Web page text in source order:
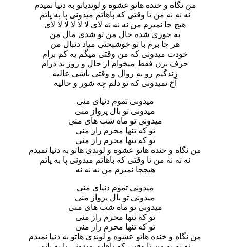
من نگاه و خنده هاتو عشوه و لوندیاتو به دنیا نمیدم
نه نه نه من تا وقتی که باهاتم میدونی پا به پاتم
هیچ جا نمیرم من نه نه نه لای لا لا لا لا لا لای
یه جوری شده حال من تو شدی مال من
هر جا برم با تو خوشبختی میاد دنبال من
خودت میدونی که من وقتی میگم یه کم برام
حرف بزن فقط میخوام از حال و روز بد درام
زندگیم رو به روال و وقتی باشی عالیه
آخ نمیدونی که تو دلم چه شور و حالیه
میدونی تموم دنیای منی
میدونی تو بال پرواز منی
میدونی تو ماه شب های منی
تو که تنها محرم راز منی
تو که تنها محرم راز منی
نگاه و خنده هاتو عشوه و لوندی هاتو به دنیا نمیدم
نه نه نه من تا وقتی که باهاتم میدونی پا به پاتم
هیچجا نمیرم من نه نه نه
میدونی تموم دنیای منی
میدونی تو بال پرواز منی
میدونی تو ماه شب های منی
تو که تنها محرم راز منی
تو که تنها محرم راز منی
نگاه و خنده هاتو عشوه و لوندی هاتو به دنیا نمیدم